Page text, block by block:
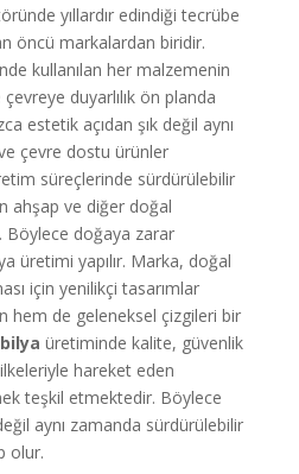
yıllardır edindiği tecrübe
öncü markalardan biridir.
kullanılan her malzemenin
duyarlılık ön planda
estetik açıdan şık değil aynı
çevre dostu ürünler
süreçlerinde sürdürülebilir
ahşap ve diğer doğal
Böylece doğaya zarar
üretimi yapılır. Marka, doğal
için yenilikçi tasarımlar
hem de geleneksel çizgileri bir
üretiminde kalite, güvenlik
hareket eden
teşkil etmektedir. Böylece
aynı zamanda sürdürülebilir
olur.